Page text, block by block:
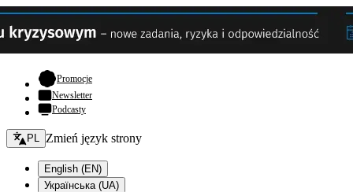
Promocje- otwiera się w nowej karcie
Newsletter
Podcasty
Zmień język - bieżący:
PL Zmień język strony
English (EN)
Українська (UA)